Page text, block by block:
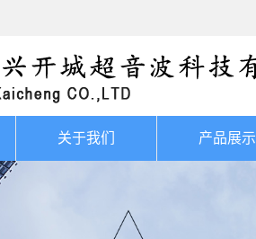
关于我们 产品展示